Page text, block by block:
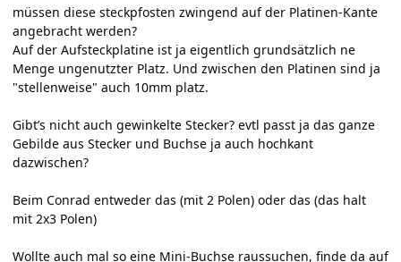
müssen diese steckpfosten zwingend auf der Platinen-Kante
angebracht werden?
Auf der Aufsteckplatine ist ja eigentlich grundsätzlich ne
Menge ungenutzter Platz. Und zwischen den Platinen sind ja
"stellenweise" auch 10mm platz.
Gibt’s nicht auch gewinkelte Stecker? evtl passt ja das ganze
Gebilde aus Stecker und Buchse ja auch hochkant
dazwischen?
Beim Conrad entweder das (mit 2 Polen) oder das (das halt
mit 2x3 Polen)
Wollte auch mal so eine Mini-Buchse raussuchen, finde da auf